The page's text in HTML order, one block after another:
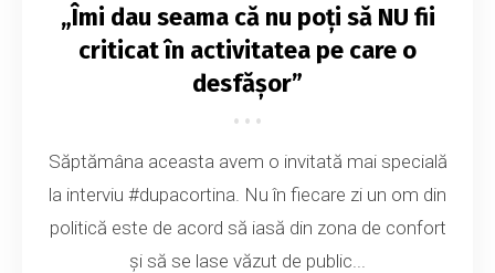
„Îmi dau seama că nu poți să NU fii
criticat în activitatea pe care o
desfășor”
Săptămâna aceasta avem o invitată mai specială
la interviu #dupacortina. Nu în fiecare zi un om din
politică este de acord să iasă din zona de confort
și să se lase văzut de public...